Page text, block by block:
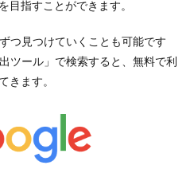
目指すことができます。
つ見つけていくことも可能です
ツール」で検索すると、無料で利
きます。